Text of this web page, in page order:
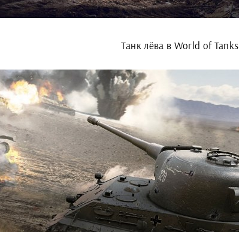
Танк лёва в World of Tanks